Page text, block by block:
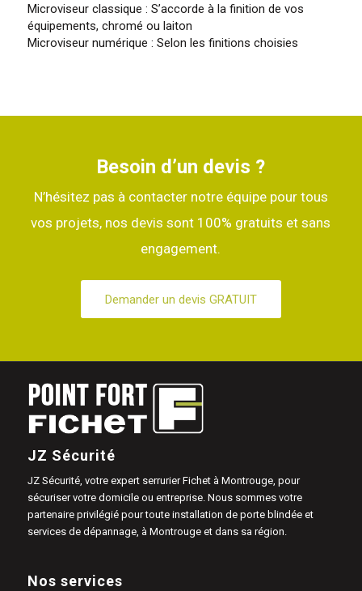
Microviseur classique : S’accorde à la finition de vos
équipements, chromé ou laiton
Microviseur numérique : Selon les finitions choisies
Besoin d’un devis ?
N’hésitez pas à contacter notre équipe pour tous
vos projets, nos devis sont 100% gratuits et sans
engagement.
Demander un devis GRATUIT
JZ Sécurité
JZ Sécurité, votre expert serrurier Fichet à Montrouge, pour
sécuriser votre domicile ou entreprise. Nous sommes votre
partenaire privilégié pour toute installation de porte blindée et
services de dépannage, à Montrouge et dans sa région.
Nos services